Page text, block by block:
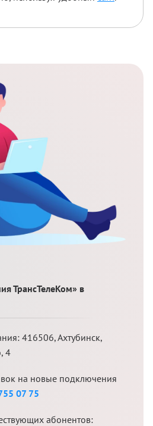
ТрансТелеКом» в
416506,Ахтубинск,
4
на новые подключения
07 75
абонентов: